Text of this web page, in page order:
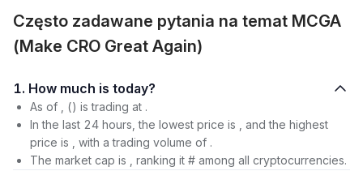
Często zadawane pytania na temat MCGA
(Make CRO Great Again)
1. How much is today?
As of , () is trading at .
In the last 24 hours, the lowest price is , and the highest
price is , with a trading volume of .
The market cap is , ranking it # among all cryptocurrencies.